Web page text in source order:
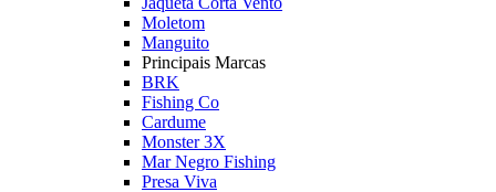
Moletom
Manguito
Principais Marcas
BRK
Fishing Co
Cardume
Monster 3X
Mar Negro Fishing
Presa Viva